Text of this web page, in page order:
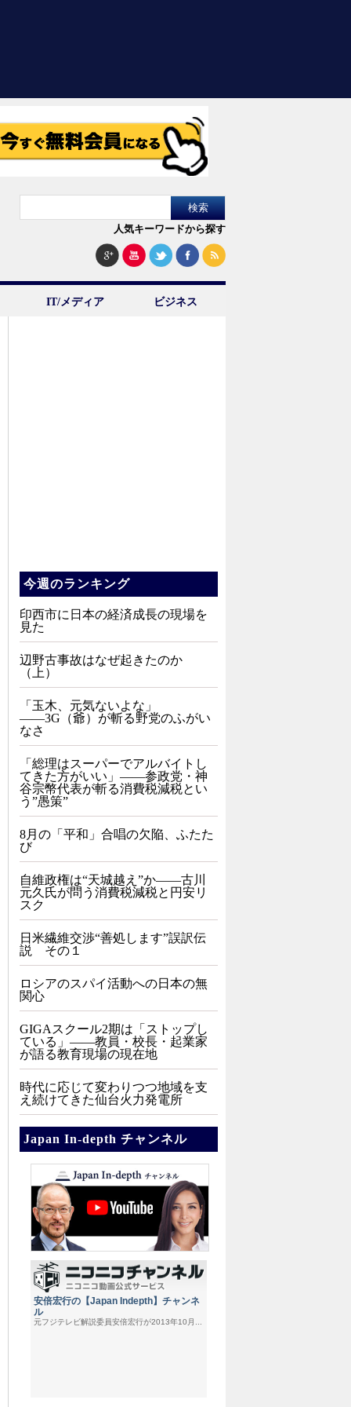
人気キーワードから探す
IT/メディア ビジネス
今週のランキング
印西市に日本の経済成長の現場を
見た
辺野古事故はなぜ起きたのか
（上）
「玉木、元気ないよな」
――3G（爺）が斬る野党のふがい
なさ
「総理はスーパーでアルバイトし
てきた方がいい」――参政党・神
谷宗幣代表が斬る消費税減税とい
う”愚策”
8月の「平和」合唱の欠陥、ふたた
び
自維政権は“天城越え”か――古川
元久氏が問う消費税減税と円安リ
スク
日米繊維交渉“善処します”誤訳伝
説 その１
ロシアのスパイ活動への日本の無
関心
GIGAスクール2期は「ストップし
ている」——教員・校長・起業家
が語る教育現場の現在地
時代に応じて変わりつつ地域を支
え続けてきた仙台火力発電所
Japan In-depth チャンネル